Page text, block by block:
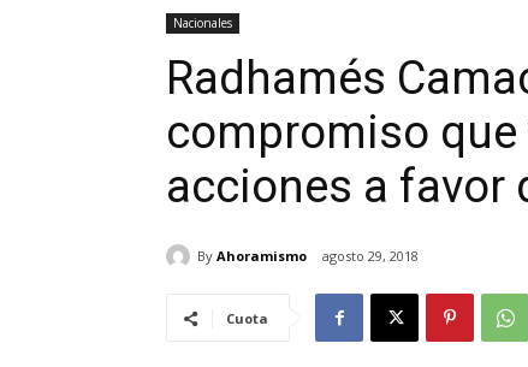
Nacionales
Radhamés
compromiso
acciones a favor
By Ahoramismo agosto 29, 2018
Cuota